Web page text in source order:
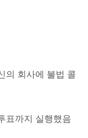
회사에 불법 콜
까지 실행했음